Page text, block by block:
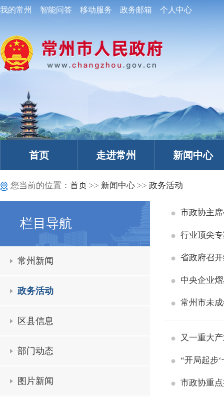
我的常州 智能问答 移动服务 政务邮箱 个人中心
首页 走进常州 新闻中心
您当前的位置： 首页 >> 新闻中心 >> 政务活动
栏目导航
常州新闻
政务活动
区县信息
部门动态
图片新闻
市政协主
行业顶尖
省政府召
中央企业
常州市未
又一重大
“开局起步
市政协重